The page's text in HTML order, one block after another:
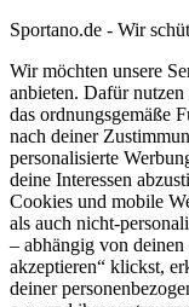
Sportano.de - Wir
Wir möchten unsere
anbieten. Dafür
das ordnungsgemäße
nach deiner
personalisierte
deine Interessen
Cookies und mobile
als auch nicht-
– abhängig von
akzeptieren“ klickst,
deiner